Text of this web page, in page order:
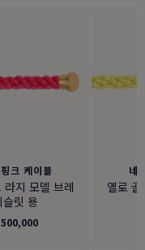
크 케이블
라지 모델 브레
슬릿 용
네
옐로